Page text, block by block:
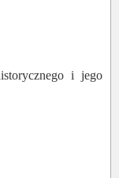
i jego